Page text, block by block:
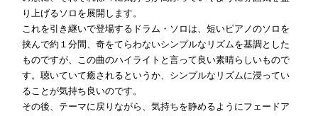
り上げるソロを展開します。
これを引き継いで登場するドラム・ソロは、短いピアノのソロを
挟んで約１分間、奇をてらわないシンプルなリズムを基調とした
ものですが、この曲のハイライトと言って良い素晴らしいもので
す。聴いていて癒されるというか、シンプルなリズムに浸ってい
ることが気持ち良いのです。
その後、テーマに戻りながら、気持ちを静めるようにフェードア